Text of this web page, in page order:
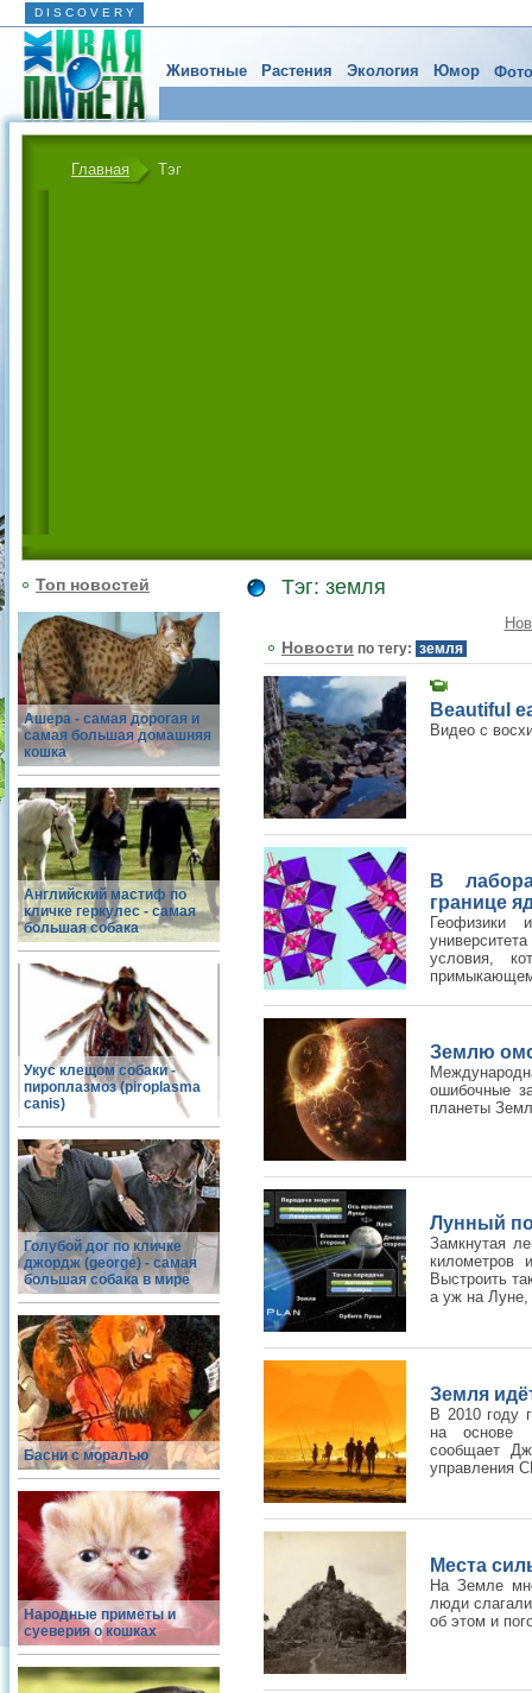
D I S C O V E R Y
Животные Растения Экология Юмор
Главная Тэг
Топ новостей
Ашера - самая дорогая и
самая большая домашняя
кошка
Английский мастиф по
кличке геркулес - самая
большая собака
Укус клещом собаки -
пироплазмоз (piroplasma
canis)
Голубой дог по кличке
джордж (george) - самая
большая собака в мире
Басни с моралью
Народные приметы и
суеверия о кошках
Тэг: земля
Новости по тегу: земля
Beautiful
Видео с
В
границе
Геофизики
условия,
Землю
ошибочные
планеты
Лунный
Замкнутая
Выстроить
а уж на
Земля
В 2010 году
на основе
сообщает
управления
Места
На Земле
люди
об этом и